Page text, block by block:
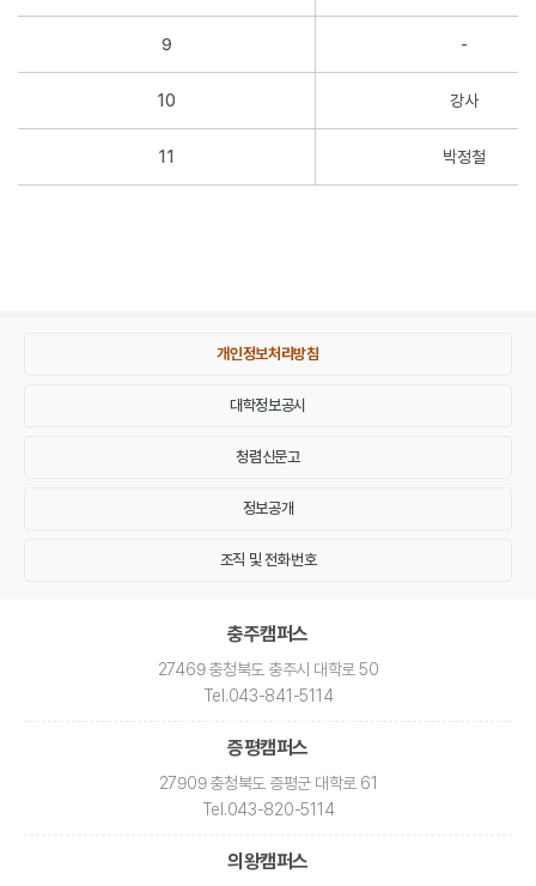
9 -
10 강사
11 박정철
개인정보처리방침
대학정보공시
청렴신문고
정보공개
조직 및 전화번호
충주캠퍼스
27469 충청북도 충주시 대학로 50
Tel .043-841-5114
증평캠퍼스
27909 충청북도 증평군 대학로 61
Tel .043-820-5114
의왕캠퍼스